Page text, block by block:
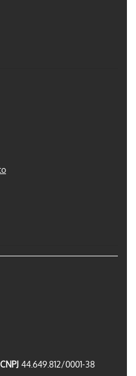
CNPJ 44.649.812/0001-38